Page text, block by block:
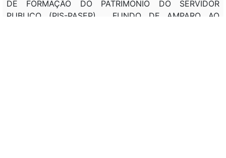
DE FORMAÇÃO DO PATRIMONIO DO SERVIDOR
PUBLICO (PIS-PASEP) , FUNDO DE AMPARO AO